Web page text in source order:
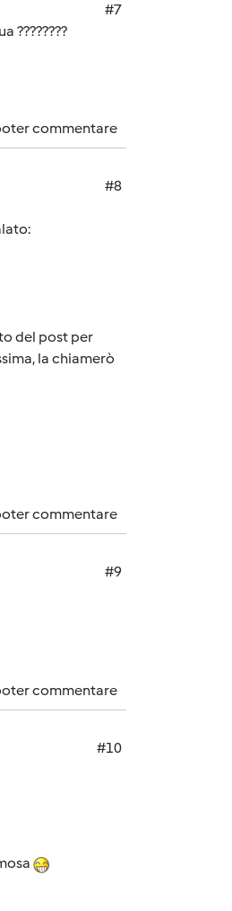
#7
????????
commentare
#8
del post per
la chiamerò
commentare
#9
commentare
#10